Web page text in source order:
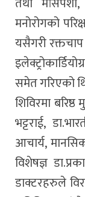
मनोरोगको
यसैगरी
समेत गरिएको
शिविरमा
भट्टराई,
आचार्य,
विशेषज्ञ
डाक्टरहरुले